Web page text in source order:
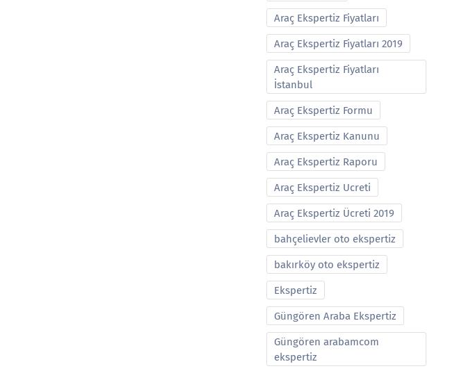
Araç Ekspertiz Fiyatları
Araç Ekspertiz Fiyatları 2019
Araç Ekspertiz Fiyatları
İstanbul
Araç Ekspertiz Formu
Araç Ekspertiz Kanunu
Araç Ekspertiz Raporu
Araç Ekspertiz Ucreti
Araç Ekspertiz Ücreti 2019
bahçelievler oto ekspertiz
bakırköy oto ekspertiz
Ekspertiz
Güngören Araba Ekspertiz
Güngören arabamcom
ekspertiz